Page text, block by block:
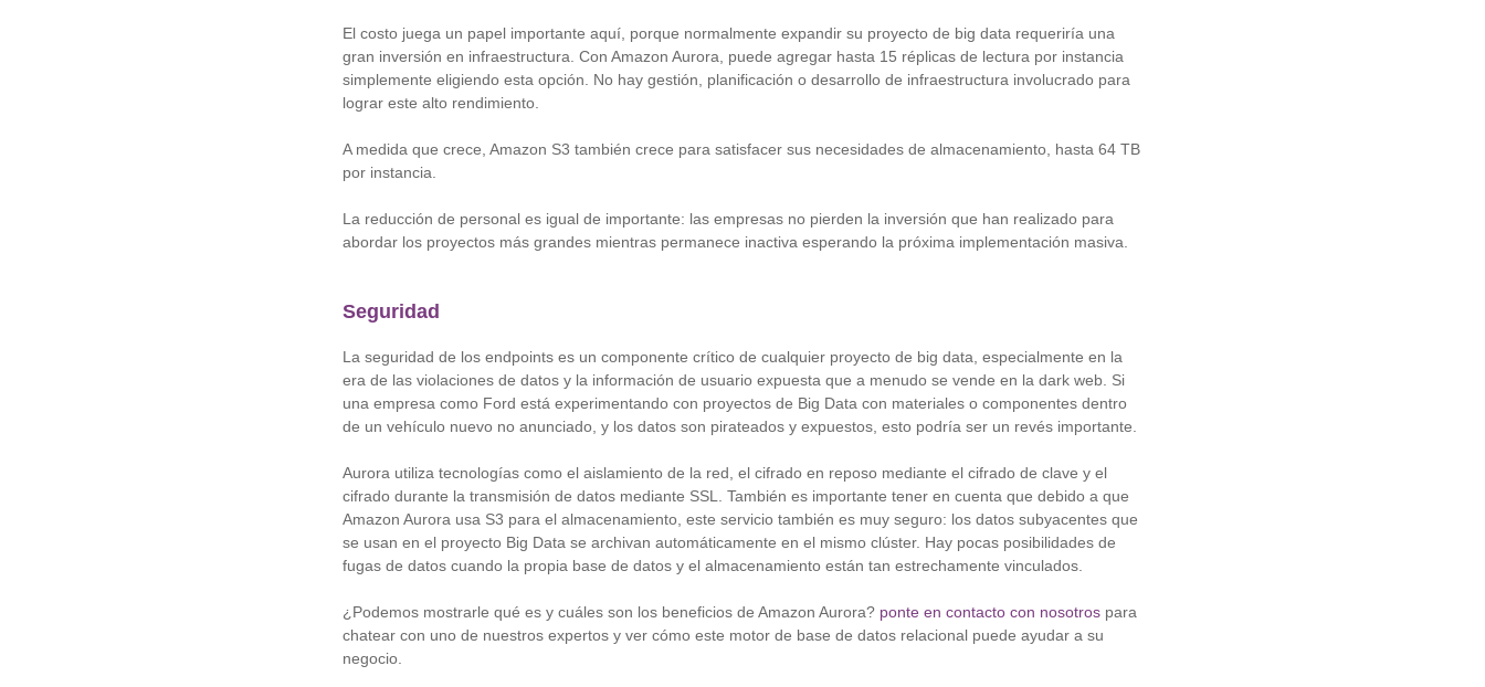
El costo juega un papel importante aquí, porque normalmente expandir su proyecto de big data requeriría una
gran inversión en infraestructura. Con Amazon Aurora, puede agregar hasta 15 réplicas de lectura por instancia
simplemente eligiendo esta opción. No hay gestión, planificación o desarrollo de infraestructura involucrado para
lograr este alto rendimiento.
A medida que crece, Amazon S3 también crece para satisfacer sus necesidades de almacenamiento, hasta 64 TB
por instancia.
La reducción de personal es igual de importante: las empresas no pierden la inversión que han realizado para
abordar los proyectos más grandes mientras permanece inactiva esperando la próxima implementación masiva.
Seguridad
La seguridad de los endpoints es un componente crítico de cualquier proyecto de big data, especialmente en la
era de las violaciones de datos y la información de usuario expuesta que a menudo se vende en la dark web. Si
una empresa como Ford está experimentando con proyectos de Big Data con materiales o componentes dentro
de un vehículo nuevo no anunciado, y los datos son pirateados y expuestos, esto podría ser un revés importante.
Aurora utiliza tecnologías como el aislamiento de la red, el cifrado en reposo mediante el cifrado de clave y el
cifrado durante la transmisión de datos mediante SSL. También es importante tener en cuenta que debido a que
Amazon Aurora usa S3 para el almacenamiento, este servicio también es muy seguro: los datos subyacentes que
se usan en el proyecto Big Data se archivan automáticamente en el mismo clúster. Hay pocas posibilidades de
fugas de datos cuando la propia base de datos y el almacenamiento están tan estrechamente vinculados.
¿Podemos mostrarle qué es y cuáles son los beneficios de Amazon Aurora? ponte en contacto con nosotros para
chatear con uno de nuestros expertos y ver cómo este motor de base de datos relacional puede ayudar a su
negocio.